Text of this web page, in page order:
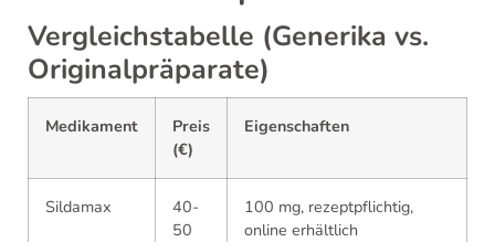
Vergleichstabelle (Generika vs.
Originalpräparate)
Medikament
Preis
(€)
Eigenschaften
Sildamax
40-
50
100 mg, rezeptpflichtig,
online erhältlich